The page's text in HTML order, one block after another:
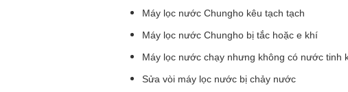
Máy lọc nước Chungho kêu tạch tạch
Máy lọc nước Chungho bị tắc hoặc e khí
Máy lọc nước chạy nhưng không có nước tinh
Sửa vòi máy lọc nước bị chảy nước